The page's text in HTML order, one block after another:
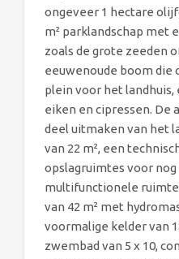
ongeveer 1 hectare
m² parklandschap met
zoals de grote zeeden
eeuwenoude boom
plein voor het
eiken en cipressen. De
deel uitmaken van het
van 22 m², een
opslagruimtes voor nog
multifunctionele ruimte
van 42 m² met
voormalige kelder van
zwembad van 5 x 10,